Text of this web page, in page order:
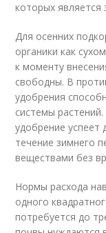
которых является
Для осенних
органики как
к моменту
свободны. В
удобрения
системы
удобрение успеет
течение зимнего
веществами без
Нормы расхода
одного
потребуется до